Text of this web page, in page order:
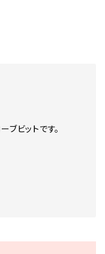
ビットです。